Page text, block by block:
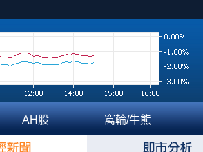
AH股 窩輪/牛熊